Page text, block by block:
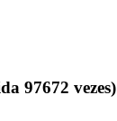
97672 vezes)